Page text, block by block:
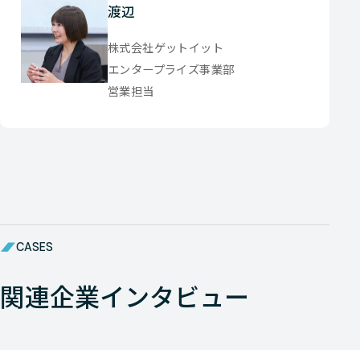
渡辺
株式会社ゲットイット
エンタープライズ事業部
営業担当
CASES
関連企業インタビュー